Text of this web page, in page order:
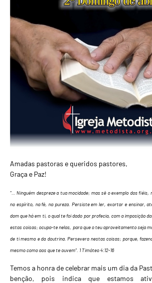
Amadas pastoras e queridos pastores,
Graça e Paz!
“… Ninguém despreze a tua mocidade; mas sê o exemplo dos
no espírito, na fé, na pureza. Persiste em ler, exortar e ensinar,
dom que há em ti, o qual te foi dado por profecia, com a imposição
estas coisas; ocupa-te nelas, para que o teu aproveitamento seja
de ti mesmo e da doutrina. Persevera nestas coisas; porque,
mesmo como aos que te ouvem”. 1 Timóteo 4:12-16
Temos a honra de celebrar mais um dia da
benção, pois indica que estamos